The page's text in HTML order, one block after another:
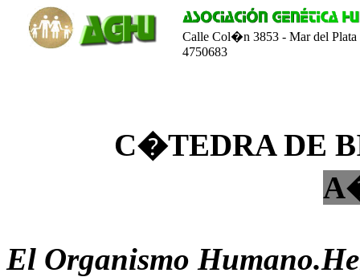
Calle Col�n 3853 - Mar del Plata
4750683
C�TEDRA DE
El Organismo